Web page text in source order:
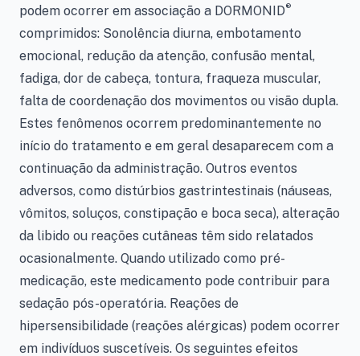
podem ocorrer em associação a DORMONID®
comprimidos: Sonolência diurna, embotamento
emocional, redução da atenção, confusão mental,
fadiga, dor de cabeça, tontura, fraqueza muscular,
falta de coordenação dos movimentos ou visão dupla.
Estes fenômenos ocorrem predominantemente no
início do tratamento e em geral desaparecem com a
continuação da administração. Outros eventos
adversos, como distúrbios gastrintestinais (náuseas,
vômitos, soluços, constipação e boca seca), alteração
da libido ou reações cutâneas têm sido relatados
ocasionalmente. Quando utilizado como pré-
medicação, este medicamento pode contribuir para
sedação pós-operatória. Reações de
hipersensibilidade (reações alérgicas) podem ocorrer
em indivíduos suscetíveis. Os seguintes efeitos